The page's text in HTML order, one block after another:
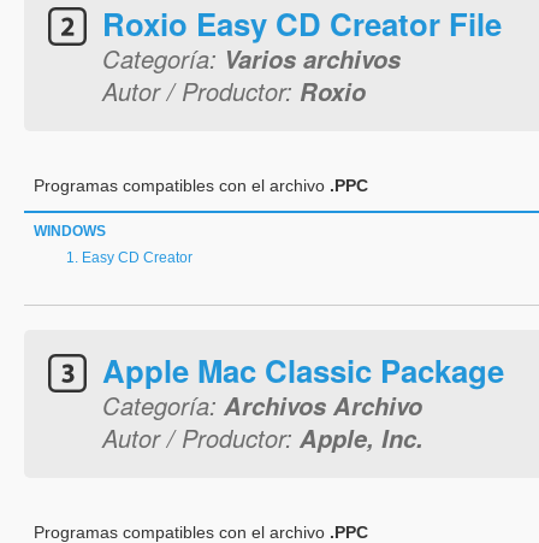
Roxio Easy CD Creator File
Categoría: Varios archivos
Autor / Productor: Roxio
Programas compatibles con el archivo .PPC
WINDOWS
Easy CD Creator
Apple Mac Classic Package
Categoría: Archivos Archivo
Autor / Productor: Apple, Inc.
Programas compatibles con el archivo .PPC